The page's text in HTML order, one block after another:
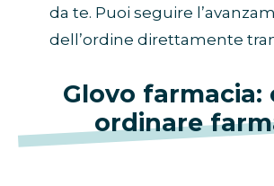
da te. Puoi seguire
dell’ordine direttamente
Glovo farmacia:
ordinare